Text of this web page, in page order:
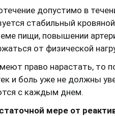
допустимо в
стабильный
пищи, повышении
от физической
право нарастать, то
и боль уже не должны
с каждым днем.
мере от